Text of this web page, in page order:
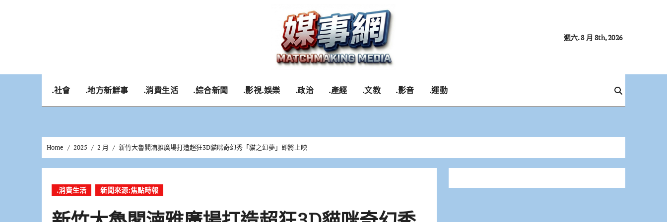
週六. 8 月 8th, 2026
.社會 .地方新鮮事 .消費生活 .綜合新聞 .影視.娛樂 .政治 .產經 .文教 .影音 .運動
Home 2025 2 月 新竹大魯閣湳雅廣場打造超狂3D貓咪奇幻秀「貓之幻夢」即將上映
.消費生活 新聞來源:焦點時報